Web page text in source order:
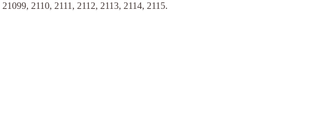
2110, 2111, 2112, 2113, 2114, 2115.